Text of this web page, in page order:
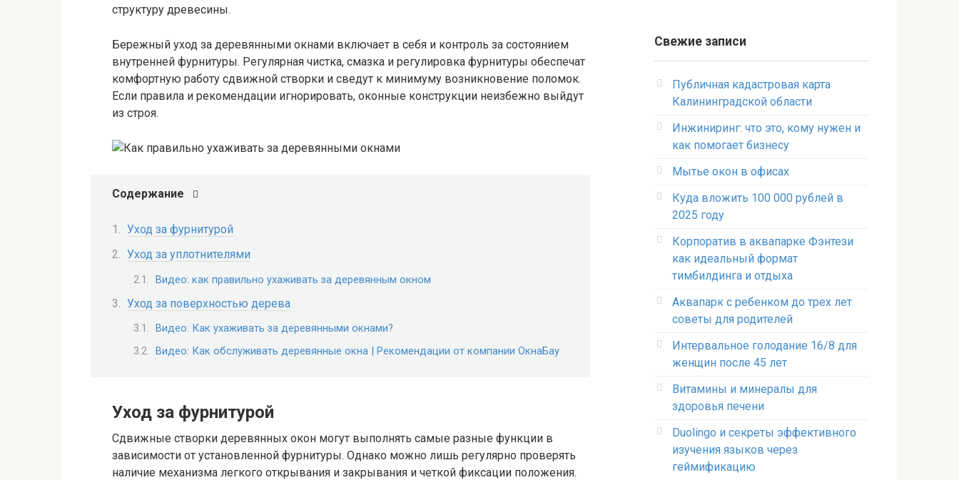
структуру древесины.
Бережный уход за деревянными окнами включает в себя и контроль за состоянием
внутренней фурнитуры. Регулярная чистка, смазка и регулировка фурнитуры обеспечат
комфортную работу сдвижной створки и сведут к минимуму возникновение поломок.
Если правила и рекомендации игнорировать, оконные конструкции неизбежно выйдут
из строя.
Содержание
Уход за фурнитурой
Уход за уплотнителями
Видео: как правильно ухаживать за деревянным окном
Уход за поверхностью дерева
Видео: Как ухаживать за деревянными окнами?
Видео: Как обслуживать деревянные окна | Рекомендации от компании ОкнаБау
Уход за фурнитурой
Сдвижные створки деревянных окон могут выполнять самые разные функции в
зависимости от установленной фурнитуры. Однако можно лишь регулярно проверять
наличие механизма легкого открывания и закрывания и четкой фиксации положения.
Свежие записи
Публичная кадастровая карта
Калининградской области
Инжиниринг: что это, кому нужен и
как помогает бизнесу
Мытье окон в офисах
Куда вложить 100 000 рублей в
2025 году
Корпоратив в аквапарке Фэнтези
как идеальный формат
тимбилдинга и отдыха
Аквапарк с ребенком до трех лет
советы для родителей
Интервальное голодание 16/8 для
женщин после 45 лет
Витамины и минералы для
здоровья печени
Duolingo и секреты эффективного
изучения языков через
геймификацию